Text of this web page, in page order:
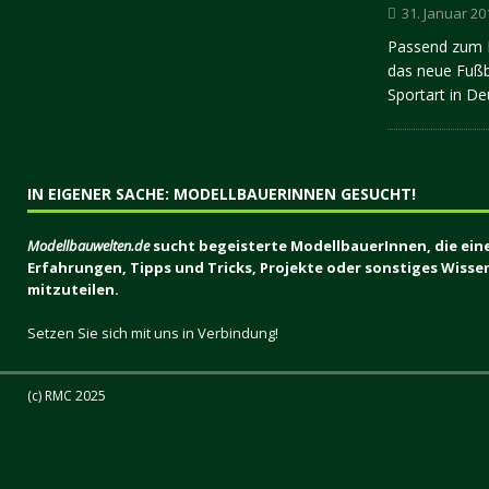
31. Januar
Passend
das neue
Sportart in
IN EIGENER SACHE: MODELLBAUERINNEN GESUCHT!
Modellbauwelten.desucht begeisterte ModellbauerInnen, die
Erfahrungen, Tipps und Tricks, Projekte oder sonstiges
mitzuteilen.
Setzen Sie sich mit uns in Verbindung!
(c) RMC 2025